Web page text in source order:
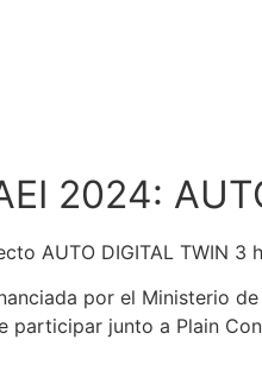
2024:
AUTO DIGITAL TWIN
por el Ministerio
junto a Plain